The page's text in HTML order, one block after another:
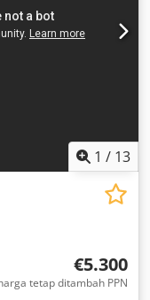
tahun pembuatan
- tinggi konstruksi
kerja menurut
kerja depan,1 / 13
€5.300
tetap ditambah PPN